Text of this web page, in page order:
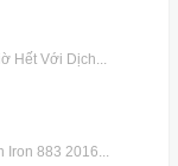
Hết Với Dịch...
Iron 883 2016...